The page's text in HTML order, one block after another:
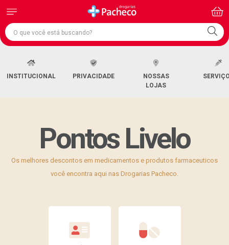
INSTITUCIONAL PRIVACIDADE
NOSSAS
LOJAS
Pontos Livelo
Os melhores descontos em medicamentos e produtos farmaceuticos
você encontra aqui nas Drogarias Pacheco.